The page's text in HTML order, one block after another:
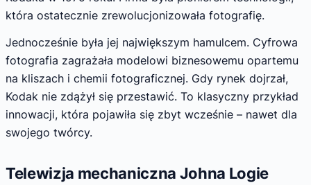
która ostatecznie zrewolucjonizowała fotografię.
Jednocześnie była jej największym hamulcem. Cyfrowa
fotografia zagrażała modelowi biznesowemu opartemu
na kliszach i chemii fotograficznej. Gdy rynek dojrzał,
Kodak nie zdążył się przestawić. To klasyczny przykład
innowacji, która pojawiła się zbyt wcześnie – nawet dla
swojego twórcy.
Telewizja mechaniczna Johna Logie